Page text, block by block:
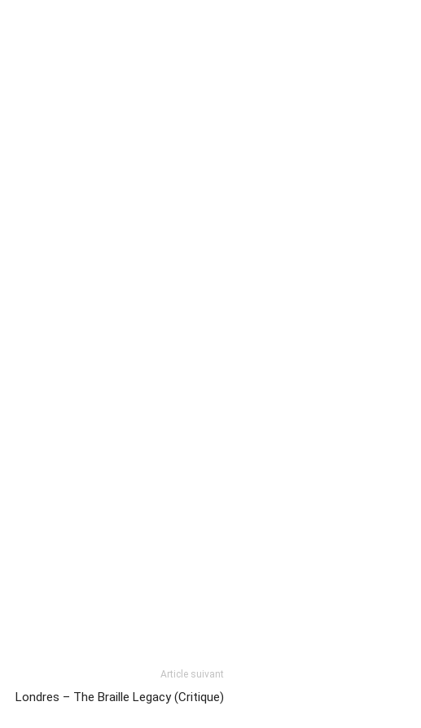
Article suivant
Londres – The Braille Legacy (Critique)